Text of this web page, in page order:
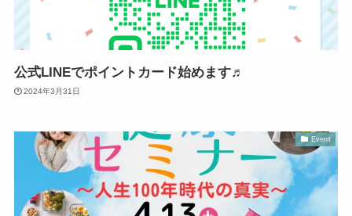
公式LINEでポイントカード始めます♬
2024年3月31日
Event